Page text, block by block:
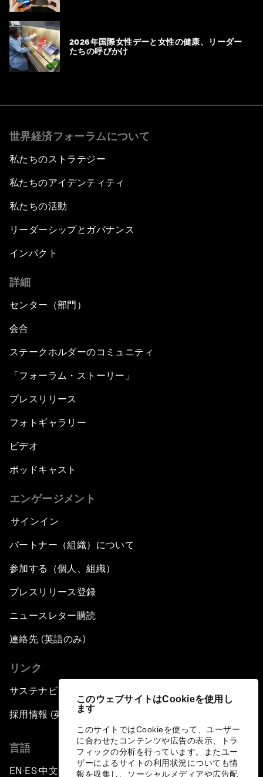
このウェブサイトはCookieを使用し
ます
このサイトではCookieを使って、ユーザー
に合わせたコンテンツや広告の表示、トラ
フィックの分析を行っています。またユー
ザーによるサイトの利用状況についても情
報を収集し、ソーシャルメディアや広告配
2026年国際女性デーと女性の健康、リーダー
たちの呼びかけ
世界経済フォーラムについて
私たちのストラテジー
私たちのアイデンティティ
私たちの活動
リーダーシップとガバナンス
インパクト
詳細
センター（部門）
会合
ステークホルダーのコミュニティ
「フォーラム・ストーリー」
プレスリリース
フォトギャラリー
ビデオ
ポッドキャスト
エンゲージメント
サインイン
パートナー（組織）について
参加する（個人、組織）
プレスリリース登録
ニュースレター購読
連絡先 (英語のみ)
リンク
サステナビリティへの取り組み
採用情報 (英語のみ)
言語
EN ▪ ES▪中文▪ 日本語